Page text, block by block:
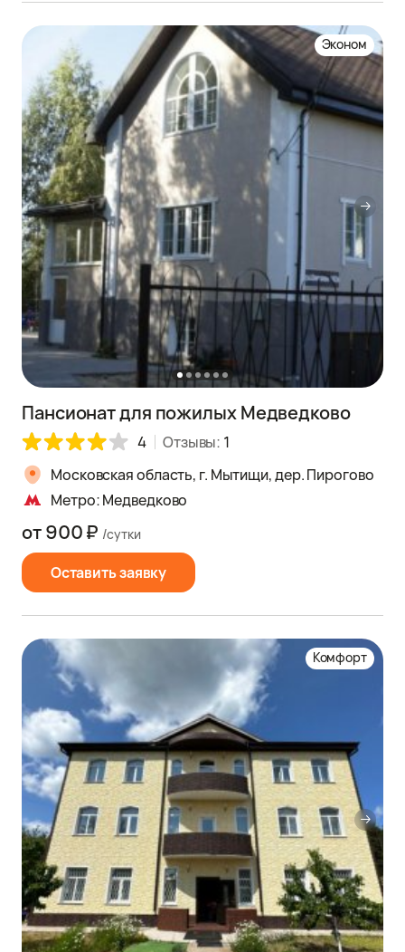
Эконом
Пансионат для пожилых Медведково
4 Отзывы: 1
Московская область, г. Мытищи, дер. Пирогово
Метро: Медведково
Оставить заявку
от 900 ₽ /сутки
Комфорт